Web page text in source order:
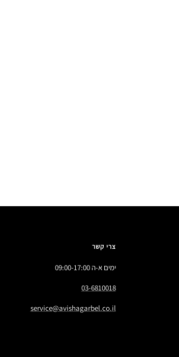
צרי קשר
ימים א-ה 09:00-17:00
03-6810018
service@avishagarbel.co.il